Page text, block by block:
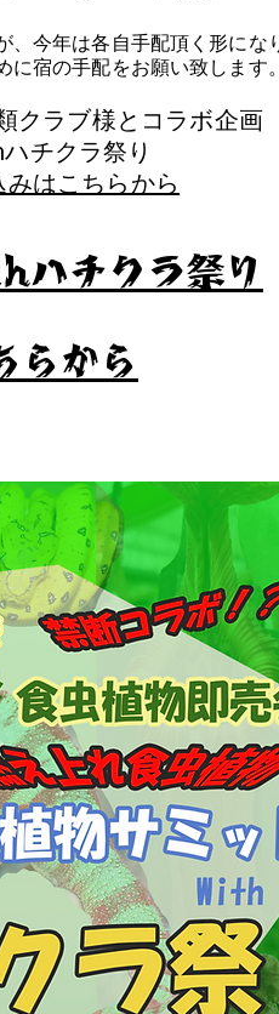
今年は各自手配頂く形にな
宿の手配をお願い致します。
クラブ様とコラボ企画
チクラ祭り
はこちらから
ハチクラ祭り
らから